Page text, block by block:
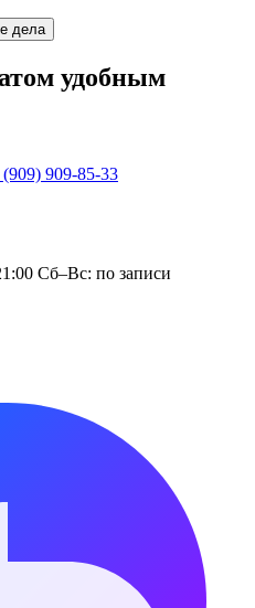
дела
удобным
909-85-33
Сб–Вс: по записи